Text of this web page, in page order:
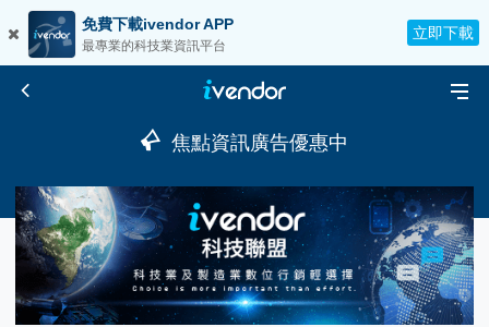
免費下載ivendor APP
最專業的科技業資訊平台
立即下載
焦點資訊廣告優惠中